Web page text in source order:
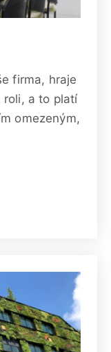
firma, hraje
roli, a to platí
omezeným,